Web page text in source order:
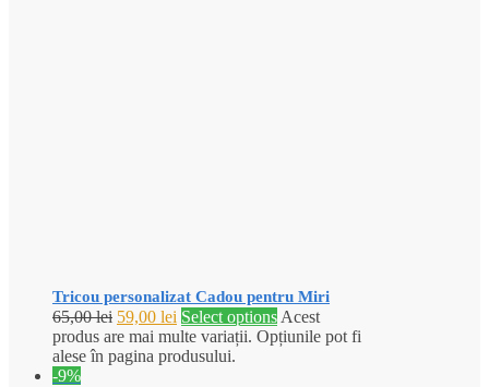
Tricou personalizat Cadou pentru Miri
65,00lei 59,00 lei Select options Acest
produs are mai multe variații. Opțiunile pot fi
alese în pagina produsului.
-9%